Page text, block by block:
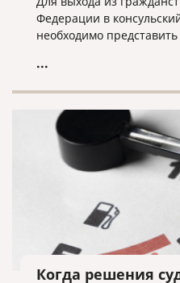
Федерации в
необходимо
...
Когда решения